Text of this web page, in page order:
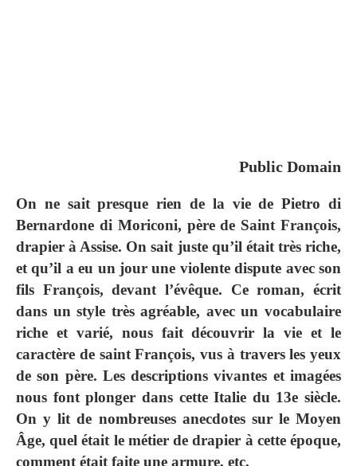
Public Domain
On ne sait presque rien de la vie de Pietro di
Bernardone di Moriconi, père de Saint François,
drapier à Assise. On sait juste qu’il était très riche,
et qu’il a eu un jour une violente dispute avec son
fils François, devant l’évêque. Ce roman, écrit
dans un style très agréable, avec un vocabulaire
riche et varié, nous fait découvrir la vie et le
caractère de saint François, vus à travers les yeux
de son père. Les descriptions vivantes et imagées
nous font plonger dans cette Italie du 13e siècle.
On y lit de nombreuses anecdotes sur le Moyen
Âge, quel était le métier de drapier à cette époque,
comment était faite une armure, etc.